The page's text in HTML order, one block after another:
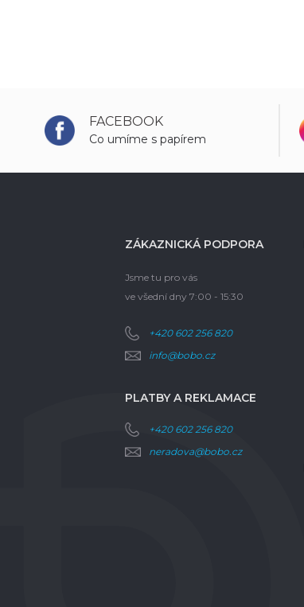
FACEBOOK
Co umíme s papírem
ZÁKAZNICKÁ PODPORA
Jsme tu pro vás
ve všední dny 7:00 - 15:30
+420 602 256 820
info@bobo.cz
PLATBY A REKLAMACE
+420 602 256 820
neradova@bobo.cz